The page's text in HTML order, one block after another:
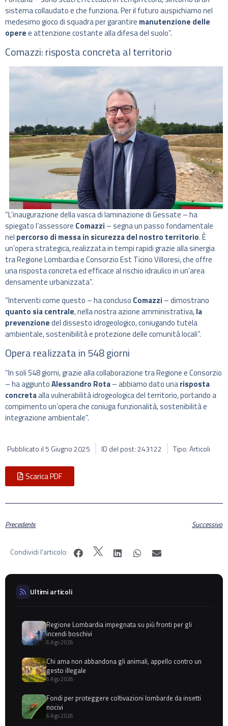
sistema collaudato e che funziona. Per il futuro auspichiamo nel
medesimo gioco di squadra per garantire manutenzione delle
operee attenzione costante alla difesa del suolo”.
Comazzi: risposta concreta al territorio
“L’inaugurazione della vasca di laminazione di Gessate – ha
spiegato l’assessore Comazzi – segna un passo fondamentale
nel percorso di messa in sicurezza del nostro territorio. È
un’opera strategica, realizzata in tempi rapidi grazie alla sinergia
tra Regione Lombardia e Consorzio Est Ticino Villoresi, che offre
una risposta concreta ed efficace al rischio idraulico in un’area
densamente urbanizzata”.
“Interventi come questo – ha concluso Comazzi – dimostrano
quanto sia centrale, nella nostra azione amministrativa,la
prevenzionedel dissesto idrogeologico, coniugando tutela
ambientale, sostenibilità e protezione delle comunità locali”.
Opera realizzata in 548 giorni
“In soli 548 giorni, grazie alla collaborazione tra Regione e Consorzio
– ha aggiuntoAlessandro Rota– abbiamo dato unarisposta
concretaalla vulnerabilità idrogeologica del territorio, portando a
compimento un’opera che coniuga funzionalità, sostenibilità e
integrazione ambientale”.
Pubblicato il 5 Giugno 2025 ID del post: 243122 Tipo: Articoli
Scarica PDF
Precedente Successivo
Condividi l'articolo:
Ultimi articoli
Regione Lombardia impegnata su più fronti per gli
incendi boschivi
6 Ago 2026
Chi ama non abbandona gli animali, appello contro un
gesto illegale
6 Ago 2026
Fondi per proteggere coltivazioni lombarde da insetti
nocivi
6 Ago 2026